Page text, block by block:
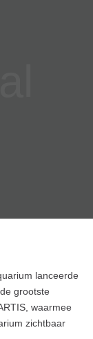
lanceerde
grootste
waarmee
zichtbaar